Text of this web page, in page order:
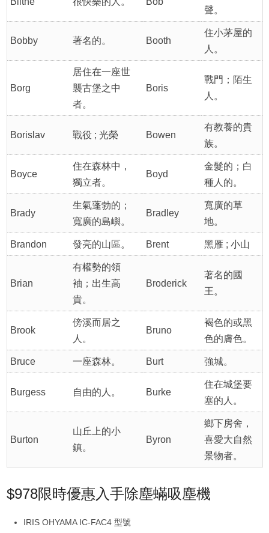
聲。
Bobby 著名的。 Booth
住小茅屋的
人。
Borg
居住在一座世
襲古堡之中
者。
Boris
戰門；陌生
人。
Borislav 戰役 ; 光榮 Bowen
有教養的貴
族。
Boyce
住在森林中，
獨立者。
Boyd
金髮的；白
種人的。
Brady
生氣蓬勃的；
寬廣的島嶼。
Bradley
寬廣的草
地。
Brandon 發亮的山區。 Brent 黑雁 ; 小山
Brian
有權勢的領
袖；出生高
貴。
Broderick
著名的國
王。
Brook
傍溪而居之
人。
Bruno
褐色的或黑
色的膚色。
Bruce 一座森林。 Burt 強城。
Burgess 自由的人。 Burke
住在城堡要
塞的人。
Burton
山丘上的小
鎮。
Byron
鄉下房舍，
喜愛大自然
景物者。
$978限時優惠入手除塵蟎吸塵機
IRIS OHYAMA IC-FAC4 型號